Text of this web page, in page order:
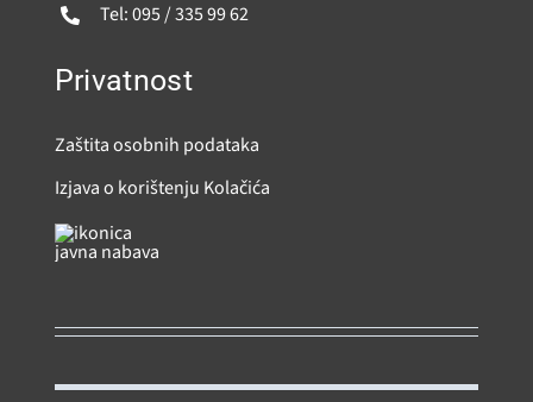
Tel: 095 / 335 99 62
Privatnost
Zaštita osobnih podataka
Izjava o korištenju Kolačića